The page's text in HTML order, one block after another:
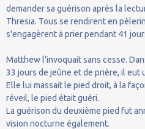
demander sa guérison après la
Thresia. Tous se rendirent en
s'engagèrent à prier pendant 41
Matthew l'invoquait sans cesse.
33 jours de jeûne et de prière, il eut
Elle lui massait le pied droit, à la
réveil, le pied était guéri.
La guérison du deuxième pied fut
vision nocturne également.